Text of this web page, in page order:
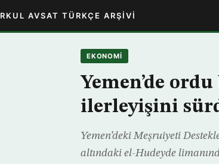
AVSAT TÜRKÇE ARŞIVI
EKONOMİ
Yemen’de
ilerleyişini
Yemen’deki Meşruiyeti
altındaki el-Hudeyde